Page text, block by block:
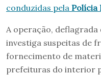
conduzidas pela Polícia
A operação, deflagrada
investiga suspeitas de
fornecimento de
prefeituras do interior